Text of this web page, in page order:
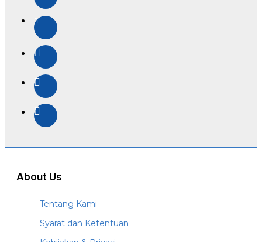
About Us
Tentang Kami
Syarat dan Ketentuan